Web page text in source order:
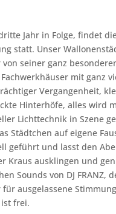
Jahr in Folge, findet
statt. Unser
seiner ganz
mit ganz
Vergangenheit,
Hinterhöfe, alles wird
Lichttechnik in Szene
Städtchen auf eigene
geführt und lasst den
Kraus ausklingen und
Sounds von DJ FRANZ,
für ausgelassene
frei.